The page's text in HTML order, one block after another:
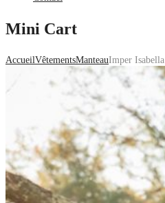
Mini Cart
AccueilVêtementsManteauImper Isabella